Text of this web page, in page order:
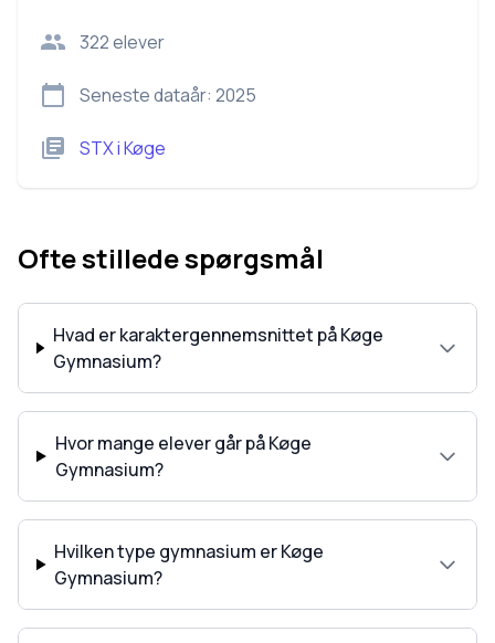
322elever
Seneste dataår: 2025
STXiKøge
Ofte stillede spørgsmål
Hvad er karaktergennemsnittet på Køge
Gymnasium?
Hvor mange elever går på Køge
Gymnasium?
Hvilken type gymnasium er Køge
Gymnasium?